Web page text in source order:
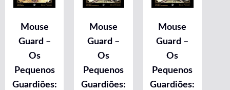
Mouse
Guard –
Os
Pequenos
Guardiões:
Mouse
Guard –
Os
Pequenos
Guardiões:
Mouse
Guard –
Os
Pequenos
Guardiões: